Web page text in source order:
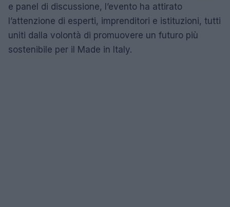
e panel di discussione, l’evento ha attirato
l’attenzione di esperti, imprenditori e istituzioni, tutti
uniti dalla volontà di promuovere un futuro più
sostenibile per il Made in Italy.